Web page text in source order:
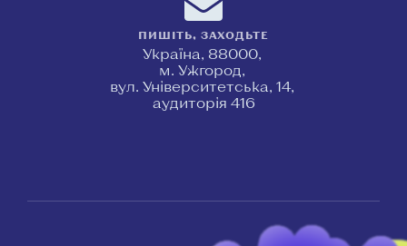
ПИШІТЬ, ЗАХОДЬТЕ
Україна, 88000,
м. Ужгород,
вул. Університетська, 14,
аудиторія 416